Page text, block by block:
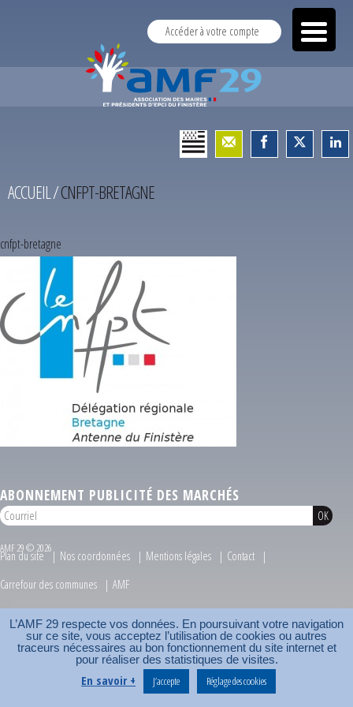
Accéder à votre compte
ACCUEIL/CNFPT-BRETAGNE
cnfpt-bretagne
ABONNEMENT PUBLICITÉ DES MARCHÉS
AMF 29 © 2026
Plan du site Nos coordonnées Mentions légales
Contact
Carrefour des communes
AMF
L’AMF 29 respecte vos données. En poursuivant votre navigation
sur ce site, vous acceptez l’utilisation de cookies ou autres
traceurs nécessaires au bon fonctionnement du site internet et
pour réaliser des statistiques de visites.
En savoir + J’accepte Réglage des cookies